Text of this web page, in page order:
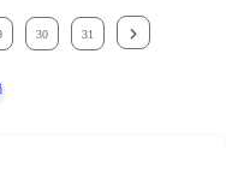
30 31